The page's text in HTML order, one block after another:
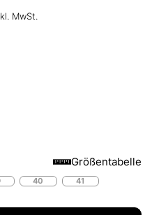
MwSt.
Größentabelle
40 41